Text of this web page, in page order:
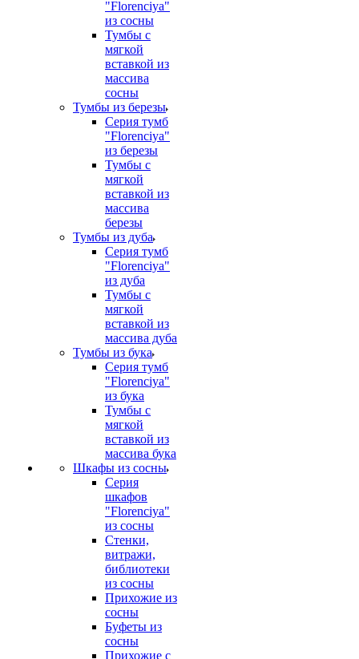
"Florenciya"
из сосны
Тумбы с
мягкой
вставкой из
массива
сосны
Тумбы из березы
Серия тумб
"Florenciya"
из березы
Тумбы с
мягкой
вставкой из
массива
березы
Тумбы из дуба
Серия тумб
"Florenciya"
из дуба
Тумбы с
мягкой
вставкой из
массива дуба
Тумбы из бука
Серия тумб
"Florenciya"
из бука
Тумбы с
мягкой
вставкой из
массива бука
Шкафы из сосны
Серия
шкафов
"Florenciya"
из сосны
Стенки,
витражи,
библиотеки
из сосны
Прихожие из
сосны
Буфеты из
сосны
Прихожие с